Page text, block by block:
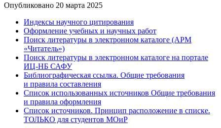
Опубликовано 20 марта 2025
Индексы научного цитирования
Оформление учебных и научных работ
Поиск литературы в электронном каталоге (АРМ
«Читатель»)
Поиск литературы в электронном каталоге на портале
ИЦ-НБ САФУ
Библиографическая ссылка. Общие требования
и правила составления
Список использованных источников Общие требования
и правила оформления
Список источников. Принцип расположение в списке.
ТОЛЬКО для студентов МОиР